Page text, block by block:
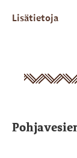
Lisätietoja